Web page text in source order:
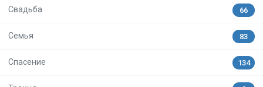
Свадьба 66
Семья 83
Спасение 134